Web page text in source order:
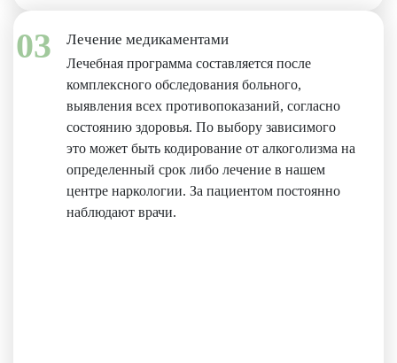
03 Лечение медикаментами
Лечебная программа составляется после
комплексного обследования больного,
выявления всех противопоказаний, согласно
состоянию здоровья. По выбору зависимого
это может быть кодирование от алкоголизма на
определенный срок либо лечение в нашем
центре наркологии. За пациентом постоянно
наблюдают врачи.